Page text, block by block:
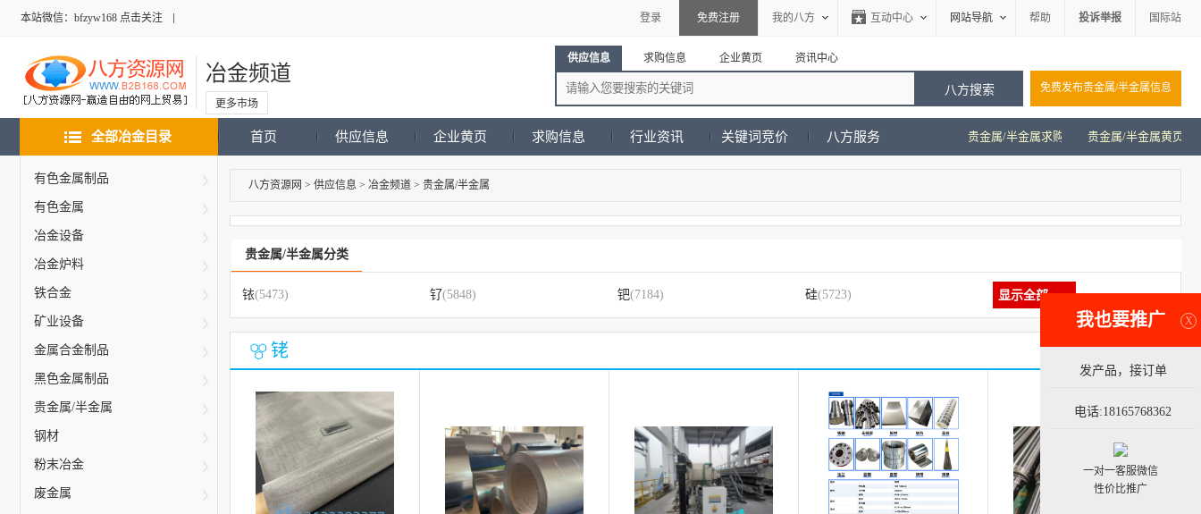
登录 免费注册 我的八方 互动中心 网站导航 帮助 投诉举报 国际站
本站微信：bfzyw168 点击关注
冶金频道
更多市场
免费发布贵金属/半金属信息
供应信息 求购信息 企业黄页 资讯中心
全部冶金目录 首页 供应信息 企业黄页 求购信息 行业资讯 关键词竞价 八方服务 贵金属/半金属黄页
贵金属/半金属求购
有色金属制品
有色金属
冶金设备
冶金炉料
铁合金
矿业设备
金属合金制品
黑色金属制品
贵金属/半金属
钢材
粉末冶金
废金属
八方资源网 > 供应信息 > 冶金频道 > 贵金属/半金属
贵金属/半金属分类
铱(5473) 钌(5848) 钯(7184) 硅(5723) 显示全部
铑 铑求购信息 铑黄页
X
我也要推广
发产品，接订单
电话:18165768362
一对一客服微信
性价比推广